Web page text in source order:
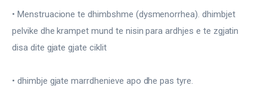
Sëmundje infektive
• Menstruacione te dhimbshme (dysmenorrhea). dhimbjet
pelvike dhe krampet mund te nisin para ardhjes e te zgjatin
disa dite gjate gjate ciklit
• dhimbje gjate marrdhenieve apo dhe pas tyre.